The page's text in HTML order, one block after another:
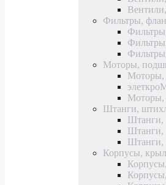
Фильтры,
Моторы,
Моторы,
Моторы,
Штанги,
Штанги,
Штанги,
Штанги,
Корпусы,